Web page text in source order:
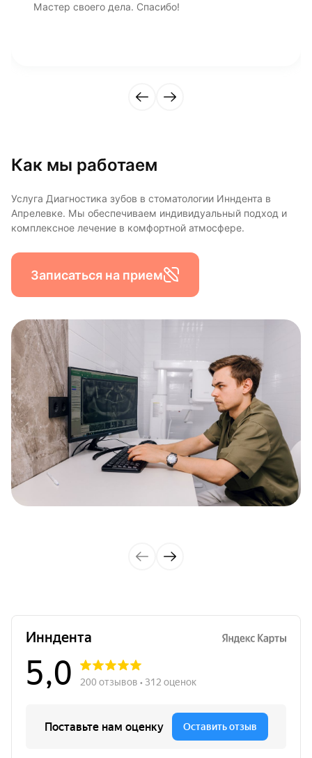
Мастер своего дела. Спасибо!
Как мы работаем
Услуга Диагностика зубов в стоматологии Инндента в
Апрелевке. Мы обеспечиваем индивидуальный подход и
комплексное лечение в комфортной атмосфере.
Записаться на прием